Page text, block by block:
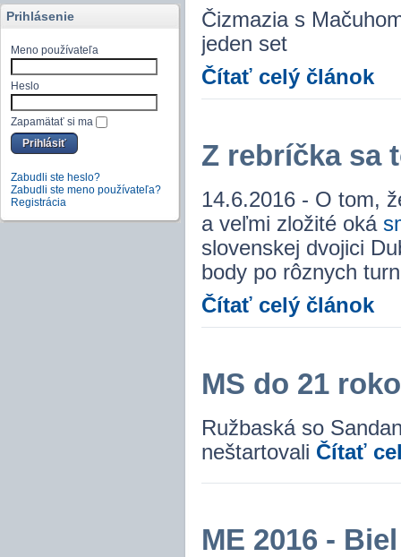
Prihlásenie
Meno používateľa
Heslo
Zapamätať si ma
Zabudli ste heslo?
Zabudli ste meno používateľa?
Registrácia
Čizmazia s
jeden set
Čítať celý článok
Z rebríčka sa
14.6.2016 - O tom,
a veľmi zložité oká
slovenskej dvojici
body po rôznych
Čítať celý článok
MS do 21
Ružbaská so
neštartovali Čítať
ME 2016 -